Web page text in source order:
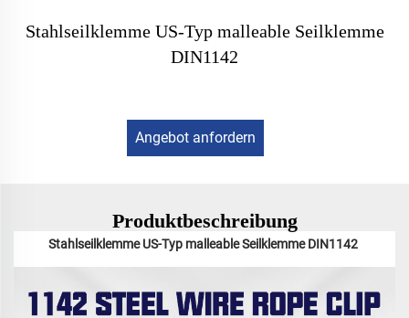
Stahlseilklemme US-Typ malleable Seilklemme
DIN1142
Angebot anfordern
Produktbeschreibung
Stahlseilklemme US-Typ malleable Seilklemme DIN1142